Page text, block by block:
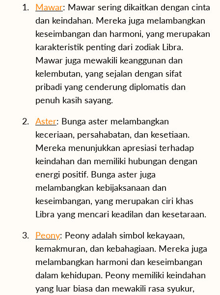
Mawar: Mawar sering dikaitkan dengan cinta
dan keindahan. Mereka juga melambangkan
keseimbangan dan harmoni, yang merupakan
karakteristik penting dari zodiak Libra.
Mawar juga mewakili keanggunan dan
kelembutan, yang sejalan dengan sifat
pribadi yang cenderung diplomatis dan
penuh kasih sayang.
Aster: Bunga aster melambangkan
keceriaan, persahabatan, dan kesetiaan.
Mereka menunjukkan apresiasi terhadap
keindahan dan memiliki hubungan dengan
energi positif. Bunga aster juga
melambangkan kebijaksanaan dan
keseimbangan, yang merupakan ciri khas
Libra yang mencari keadilan dan kesetaraan.
Peony: Peony adalah simbol kekayaan,
kemakmuran, dan kebahagiaan. Mereka juga
melambangkan harmoni dan keseimbangan
dalam kehidupan. Peony memiliki keindahan
yang luar biasa dan mewakili rasa syukur,